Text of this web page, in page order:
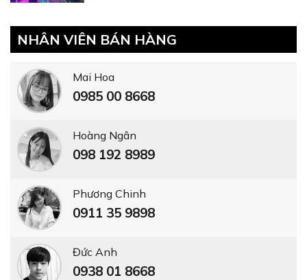
NHÂN VIÊN BÁN HÀNG
Mai Hoa
0985 00 8668
Hoàng Ngân
098 192 8989
Phương Chinh
0911 35 9898
Đức Anh
0938 01 8668